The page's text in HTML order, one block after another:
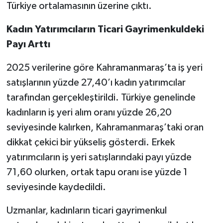
Türkiye ortalamasının üzerine çıktı.
Kadın Yatırımcıların Ticari Gayrimenkuldeki
Payı Arttı
2025 verilerine göre Kahramanmaraş’ta iş yeri
satışlarının yüzde 27,40’ı kadın yatırımcılar
tarafından gerçekleştirildi. Türkiye genelinde
kadınların iş yeri alım oranı yüzde 26,20
seviyesinde kalırken, Kahramanmaraş’taki oran
dikkat çekici bir yükseliş gösterdi. Erkek
yatırımcıların iş yeri satışlarındaki payı yüzde
71,60 olurken, ortak tapu oranı ise yüzde 1
seviyesinde kaydedildi.
Uzmanlar, kadınların ticari gayrimenkul